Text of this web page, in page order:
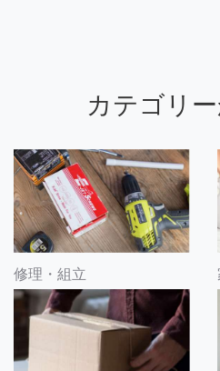
カテゴリ
修理・組立